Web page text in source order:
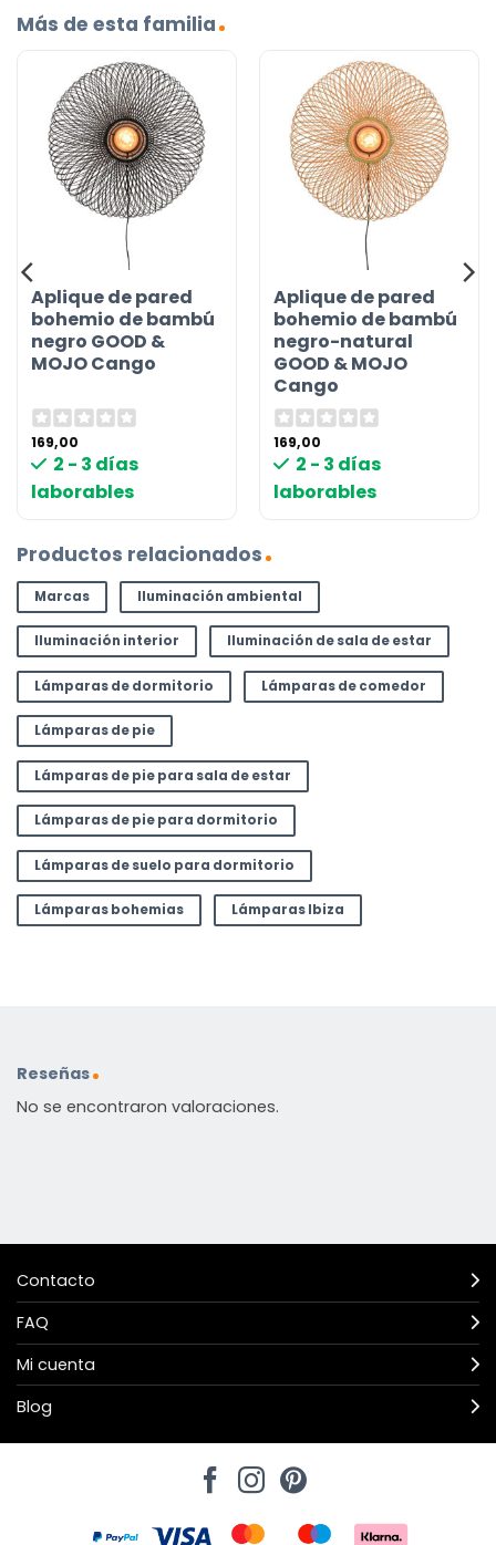
Más de esta familia
Aplique de pared
bohemio de bambú
negro GOOD &
MOJO Cango
169,00
2 - 3 días
laborables
Aplique de pared
bohemio de bambú
negro-natural
GOOD & MOJO
Cango
169,00
2 - 3 días
laborables
Productos relacionados
Marcas Iluminación ambiental
Iluminación interior Iluminación de sala de estar
Lámparas de dormitorio Lámparas de comedor
Lámparas de pie
Lámparas de pie para sala de estar
Lámparas de pie para dormitorio
Lámparas de suelo para dormitorio
Lámparas bohemias Lámparas Ibiza
Reseñas
No se encontraron valoraciones.
Contacto
FAQ
Mi cuenta
Blog